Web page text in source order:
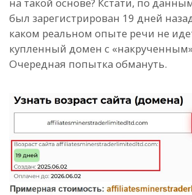
был зарегистрирован 19 дней
каком реальном опыте речи не
купленный домен с
Очередная попытка обмануть.